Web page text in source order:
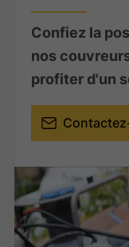
Confiez la
nos
profiter d'un